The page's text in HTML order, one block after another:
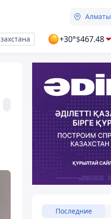
Алматы
+30°$467.48
Последние